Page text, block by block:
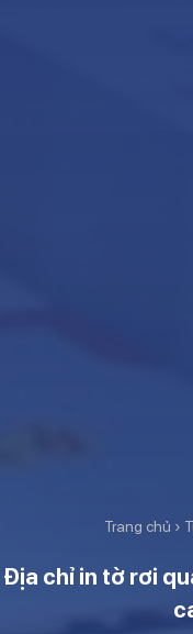
Trang chủ ›
Địa chỉ in tờ rơi